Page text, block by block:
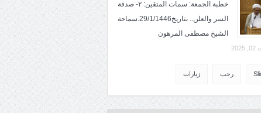
خطبة الجمعة: سمات المتقين: ٢- صدقة
السر والعلن.. بتاريخ29/1/1446.سماحة
الشيخ مصطفى المرهون
رجب زيارات